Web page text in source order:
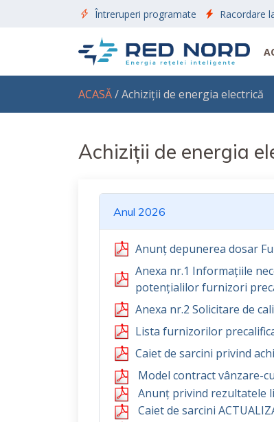
Întreruperi programate Racordare
ACASĂ/ Achiziții de energia electrică
Achiziții de energia
Anul 2026
Anunț depunerea dosar
Anexa nr.1 Informațiile
potențialilor furnizori
Anexa nr.2 Solicitare de
Lista furnizorilor
Caiet de sarcini privind
Model contract vânzare-
Anunț privind rezultatele
Caiet de sarcini